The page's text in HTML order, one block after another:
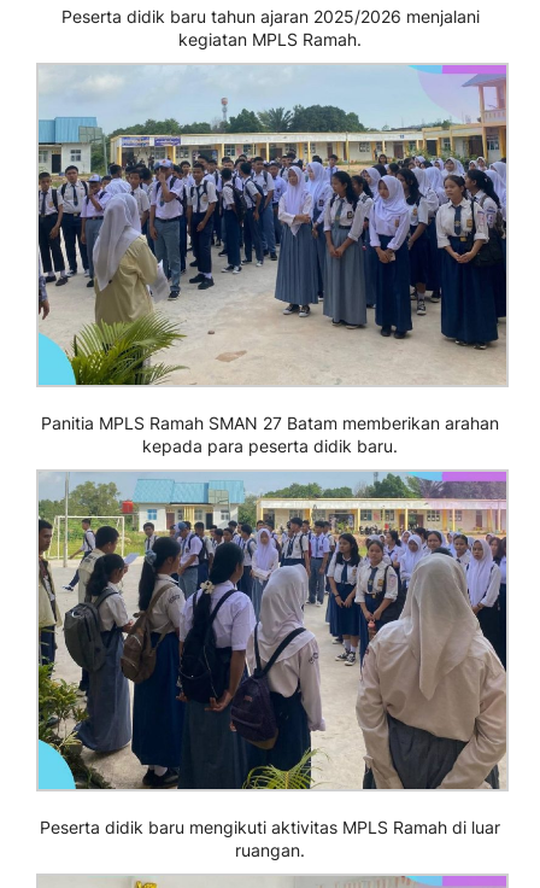
Peserta didik baru tahun ajaran 2025/2026 menjalani
kegiatan MPLS Ramah.
Panitia MPLS Ramah SMAN 27 Batam memberikan arahan
kepada para peserta didik baru.
Peserta didik baru mengikuti aktivitas MPLS Ramah di luar
ruangan.